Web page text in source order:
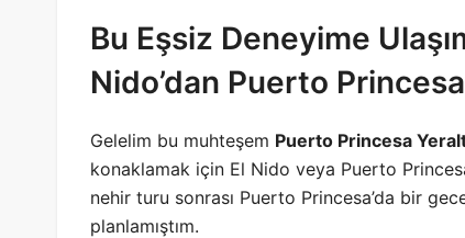
Bu Eşsiz Deneyime
Nido’dan Puerto
Gelelim bu muhteşem Puerto Princesa
konaklamak için El Nido veya Puerto
nehir turu sonrası Puerto Princesa’da bir
planlamıştım.